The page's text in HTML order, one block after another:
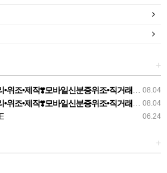
+
08.04
주민등록증제작✅❤️▶텔레@vobo550✨신분증제작⭐민증제작⭐면허증위조✨졸업증명서위조❣️등기부등
08.04
주민등록증제작✅❤️▶텔레@vobo550✨신분증제작⭐민증제작⭐면허증위조✨졸업증명서위조❣️등기부등
06.24
+